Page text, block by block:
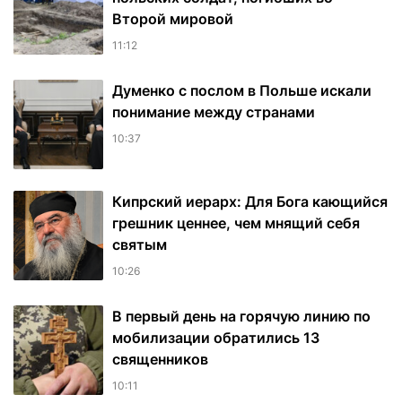
Второй мировой
11:12
Думенко с послом в Польше искали
понимание между странами
10:37
Кипрский иерарх: Для Бога кающийся
грешник ценнее, чем мнящий себя
святым
10:26
В первый день на горячую линию по
мобилизации обратились 13
священников
10:11